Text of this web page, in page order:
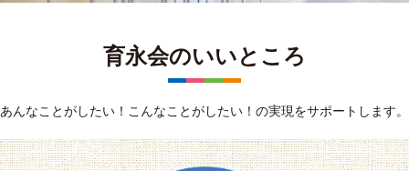
育永会のいいところ
あんなことがしたい！こんなことがしたい！の実現をサポートします。